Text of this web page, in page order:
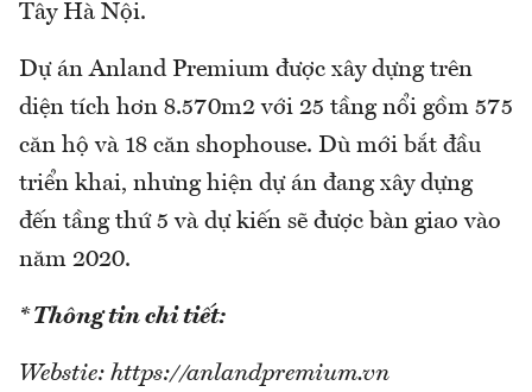
Tây Hà Nội.
Dự án Anland Premium được xây dựng trên
diện tích hơn 8.570m2 với 25 tầng nổi gồm 575
căn hộ và 18 căn shophouse. Dù mới bắt đầu
triển khai, nhưng hiện dự án đang xây dựng
đến tầng thứ 5 và dự kiến sẽ được bàn giao vào
năm 2020.
* Thông tin chi tiết:
Webstie: https://anlandpremium.vn